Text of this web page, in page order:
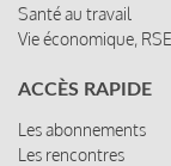
Santé au travail
Vie économique,
ACCÈS RAPIDE
Les abonnements
Les rencontres